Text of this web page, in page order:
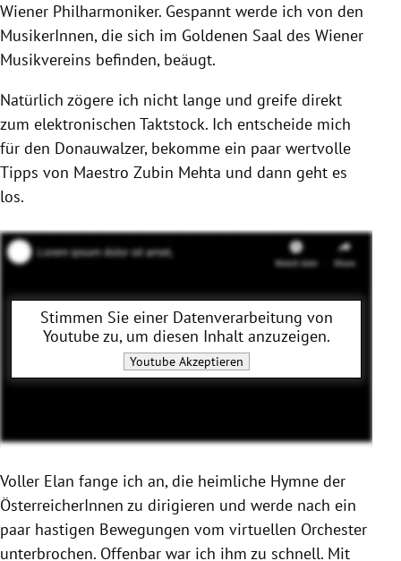
Wiener Philharmoniker. Gespannt werde ich von den
MusikerInnen, die sich im Goldenen Saal des Wiener
Musikvereins befinden, beäugt.
Natürlich zögere ich nicht lange und greife direkt
zum elektronischen Taktstock. Ich entscheide mich
für den Donauwalzer, bekomme ein paar wertvolle
Tipps von Maestro Zubin Mehta und dann geht es
los.
Stimmen Sie einer Datenverarbeitung von
Youtubezu, um diesen Inhalt anzuzeigen.
YoutubeAkzeptieren
Voller Elan fange ich an, die heimliche Hymne der
ÖsterreicherInnen zu dirigieren und werde nach ein
paar hastigen Bewegungen vom virtuellen Orchester
unterbrochen. Offenbar war ich ihm zu schnell. Mit